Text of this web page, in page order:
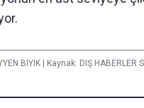
BIYIK | Kaynak: DIŞ HABERLER